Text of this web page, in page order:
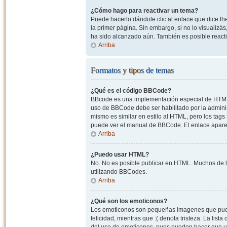
¿Cómo hago para reactivar un tema?
Puede hacerlo dándole clic al enlace que dice
la primer página. Sin embargo, si no lo
ha sido alcanzado aún. También es posible
Arriba
Formatos y tipos de temas
¿Qué es el código BBCode?
BBcode es una implementación especial de
uso de BBCode debe ser habilitado por la
mismo es similar en estilo al HTML, pero los
puede ver el manual de BBCode. El enlace
Arriba
¿Puedo usar HTML?
No. No es posible publicar en HTML. Muchos
utilizando BBCodes.
Arriba
¿Qué son los emoticonos?
Los emoticonos son pequeñas imagenes que
felicidad, mientras que :( denota tristeza. La